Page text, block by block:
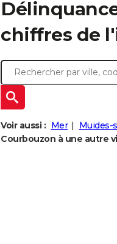
chiffres de
Voir aussi : Mer Muides-
Courbouzon à une autre